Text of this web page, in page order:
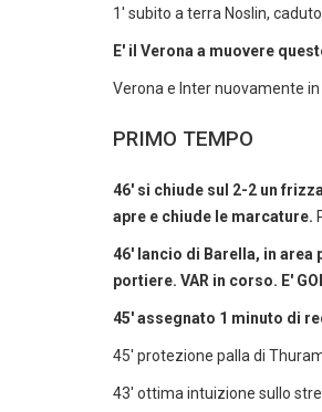
1' subito a terra Noslin,
E' il Verona a muovere
Verona e Inter nuovamente
PRIMO TEMPO
46' si chiude sul 2-2 un
apre e chiude le marcature.
46' lancio di Barella, in
portiere. VAR in corso. E'
45' assegnato 1 minuto di
45' protezione palla di
43' ottima intuizione sullo